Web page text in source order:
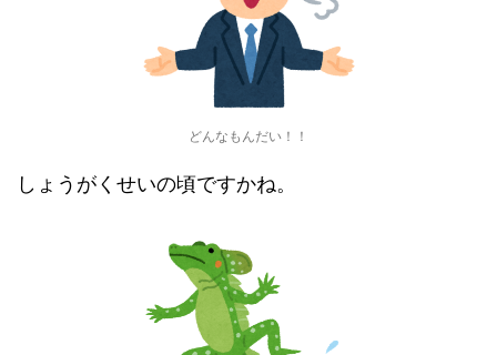
どんなもんだい！！
しょうがくせいの頃ですかね。